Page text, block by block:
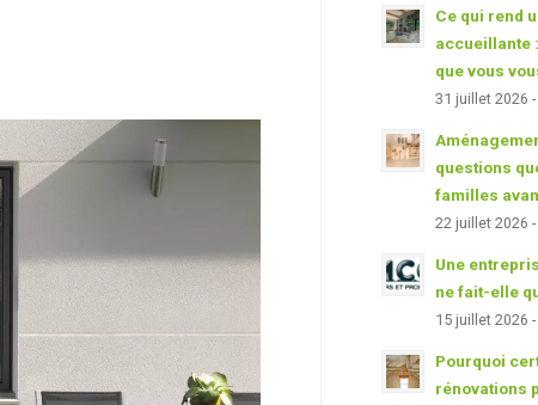
Ce qui rend
accueillante
que vous
31 juillet 2026
questions
familles
22 juillet 2026
Une
ne fait-elle
15 juillet 2026
Pourquoi
rénovations